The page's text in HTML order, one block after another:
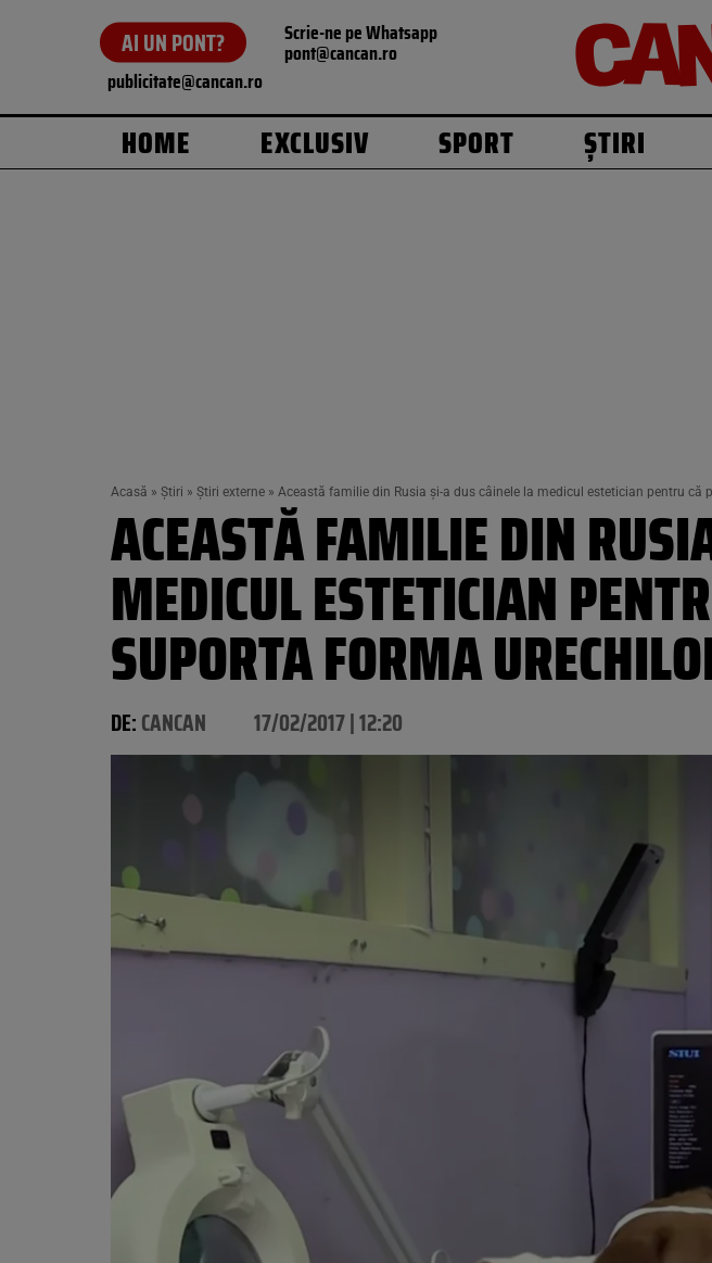
AI UN PONT? Scrie-ne pe Whatsapp
pont@cancan.ro
publicitate@cancan.ro
HOME EXCLUSIV SPORT ȘTIRI
Acasă » Știri » Știri externe » Această familie din Rusia şi-a dus câinele la medicul estetician pentru
ACEASTĂ FAMILIE DIN
MEDICUL ESTETICIAN
SUPORTA FORMA
DE:CANCAN 17/02/2017 | 12:20